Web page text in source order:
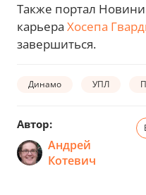
Также портал
карьера Хосепа
завершиться.
Динамо УПЛ
Автор:
Андрей
Котевич